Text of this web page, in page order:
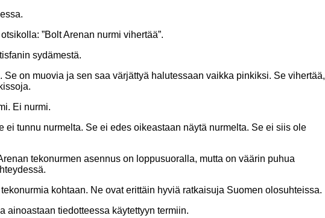
”Bolt Arenan nurmi vihertää”.
sydämestä.
Se on muovia ja sen saa värjättyä halutessaan vaikka pinkiksi. Se vihertää,
Ei nurmi.
ei tunnu nurmelta. Se ei edes oikeastaan näytä nurmelta. Se ei siis ole
tekonurmen asennus on loppusuoralla, mutta on väärin puhua
kohtaan. Ne ovat erittäin hyviä ratkaisuja Suomen olosuhteissa.
ainoastaan tiedotteessa käytettyyn termiin.